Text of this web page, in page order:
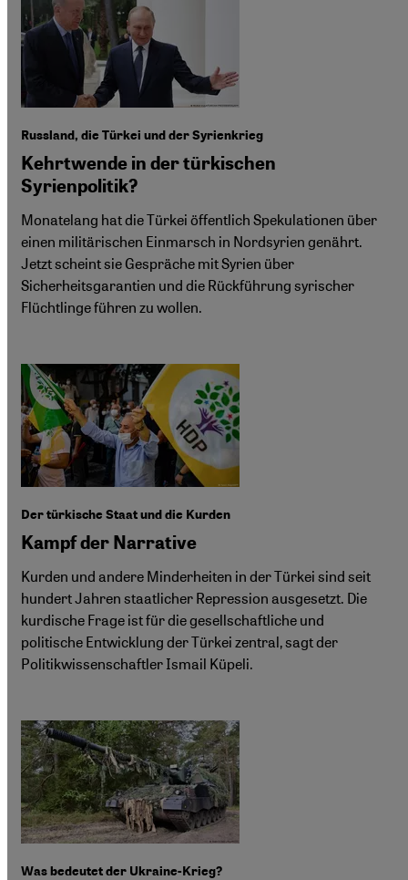
Russland, die Türkei und der Syrienkrieg
Kehrtwende in der türkischen
Syrienpolitik?
Monatelang hat die Türkei öffentlich Spekulationen über
einen militärischen Einmarsch in Nordsyrien genährt.
Jetzt scheint sie Gespräche mit Syrien über
Sicherheitsgarantien und die Rückführung syrischer
Flüchtlinge führen zu wollen.
Der türkische Staat und die Kurden
Kampf der Narrative
Kurden und andere Minderheiten in der Türkei sind seit
hundert Jahren staatlicher Repression ausgesetzt. Die
kurdische Frage ist für die gesellschaftliche und
politische Entwicklung der Türkei zentral, sagt der
Politikwissenschaftler Ismail Küpeli.
Was bedeutet der Ukraine-Krieg?